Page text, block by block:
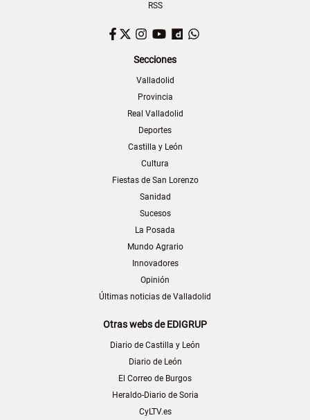
RSS
Facebook
TwitterInstagram
YouTubeDailymotion
Secciones
Valladolid
Provincia
Real Valladolid
Deportes
Castilla y León
Cultura
Fiestas de San Lorenzo
Sanidad
Sucesos
La Posada
Mundo Agrario
Innovadores
Opinión
Últimas noticias de Valladolid
Otras webs de EDIGRUP
Diario de Castilla y León
Diario de León
El Correo de Burgos
Heraldo-Diario de Soria
CyLTV.es